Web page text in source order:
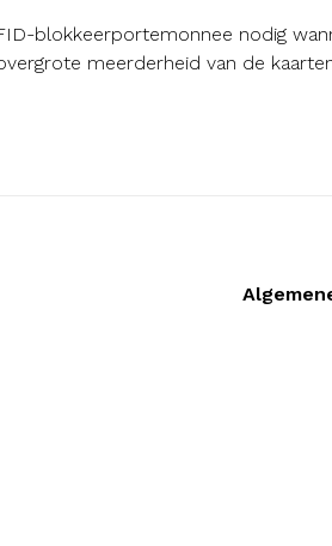
blokkeerportemonnee nodig
meerderheid van de